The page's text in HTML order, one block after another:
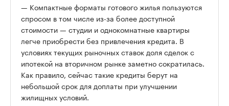
— Компактные форматы готового жилья пользуются
спросом в том числе из-за более доступной
стоимости — студии и однокомнатные квартиры
легче приобрести без привлечения кредита. В
условиях текущих рыночных ставок доля сделок с
ипотекой на вторичном рынке заметно сократилась.
Как правило, сейчас такие кредиты берут на
небольшой срок для доплаты при улучшении
жилищных условий.